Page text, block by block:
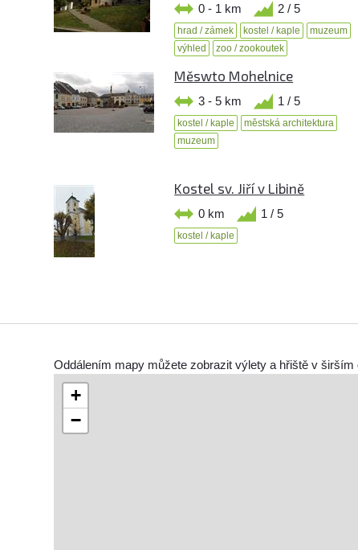
0 - 1 km 2 / 5
hrad / zámek kostel / kaple
muzeum
výhled
zoo / zookoutek
Měswto Mohelnice
3 - 5 km 1 / 5
kostel / kaple
městská architektura
muzeum
Kostel sv. Jiří v Libině
0 km 1 / 5
kostel / kaple
Oddálením mapy můžete zobrazit výlety a hřiště v širším
+
−